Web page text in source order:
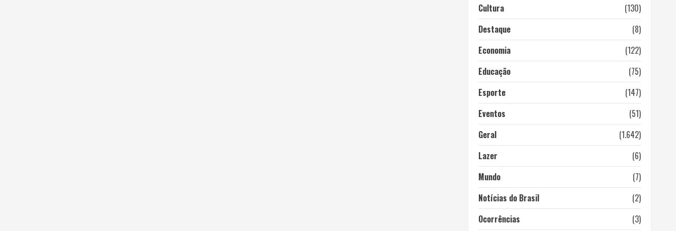
Cultura
(130)
Destaque
(8)
Economia
(122)
Educação
(75)
Esporte
(147)
Eventos
(51)
Geral
(1.642)
Lazer
(6)
Mundo
(7)
Notícias do Brasil
(2)
Ocorrências
(3)